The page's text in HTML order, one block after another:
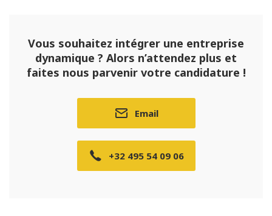
Vous souhaitez intégrer une entreprise
dynamique ? Alors n’attendez plus et
faites nous parvenir votre candidature !
Email
+32 495 54 09 06